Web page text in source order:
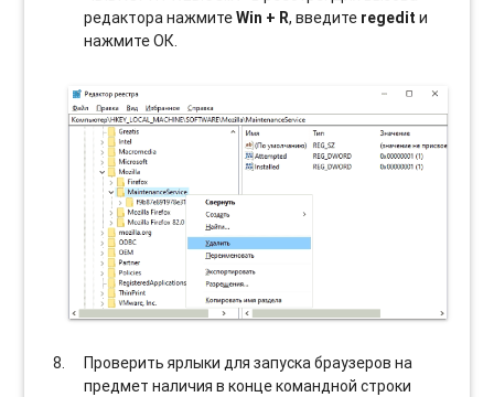
редактора нажмитеWin + R, введите regedit и
нажмите ОК.
Проверить ярлыки для запуска браузеров на
предмет наличия в конце командной строки